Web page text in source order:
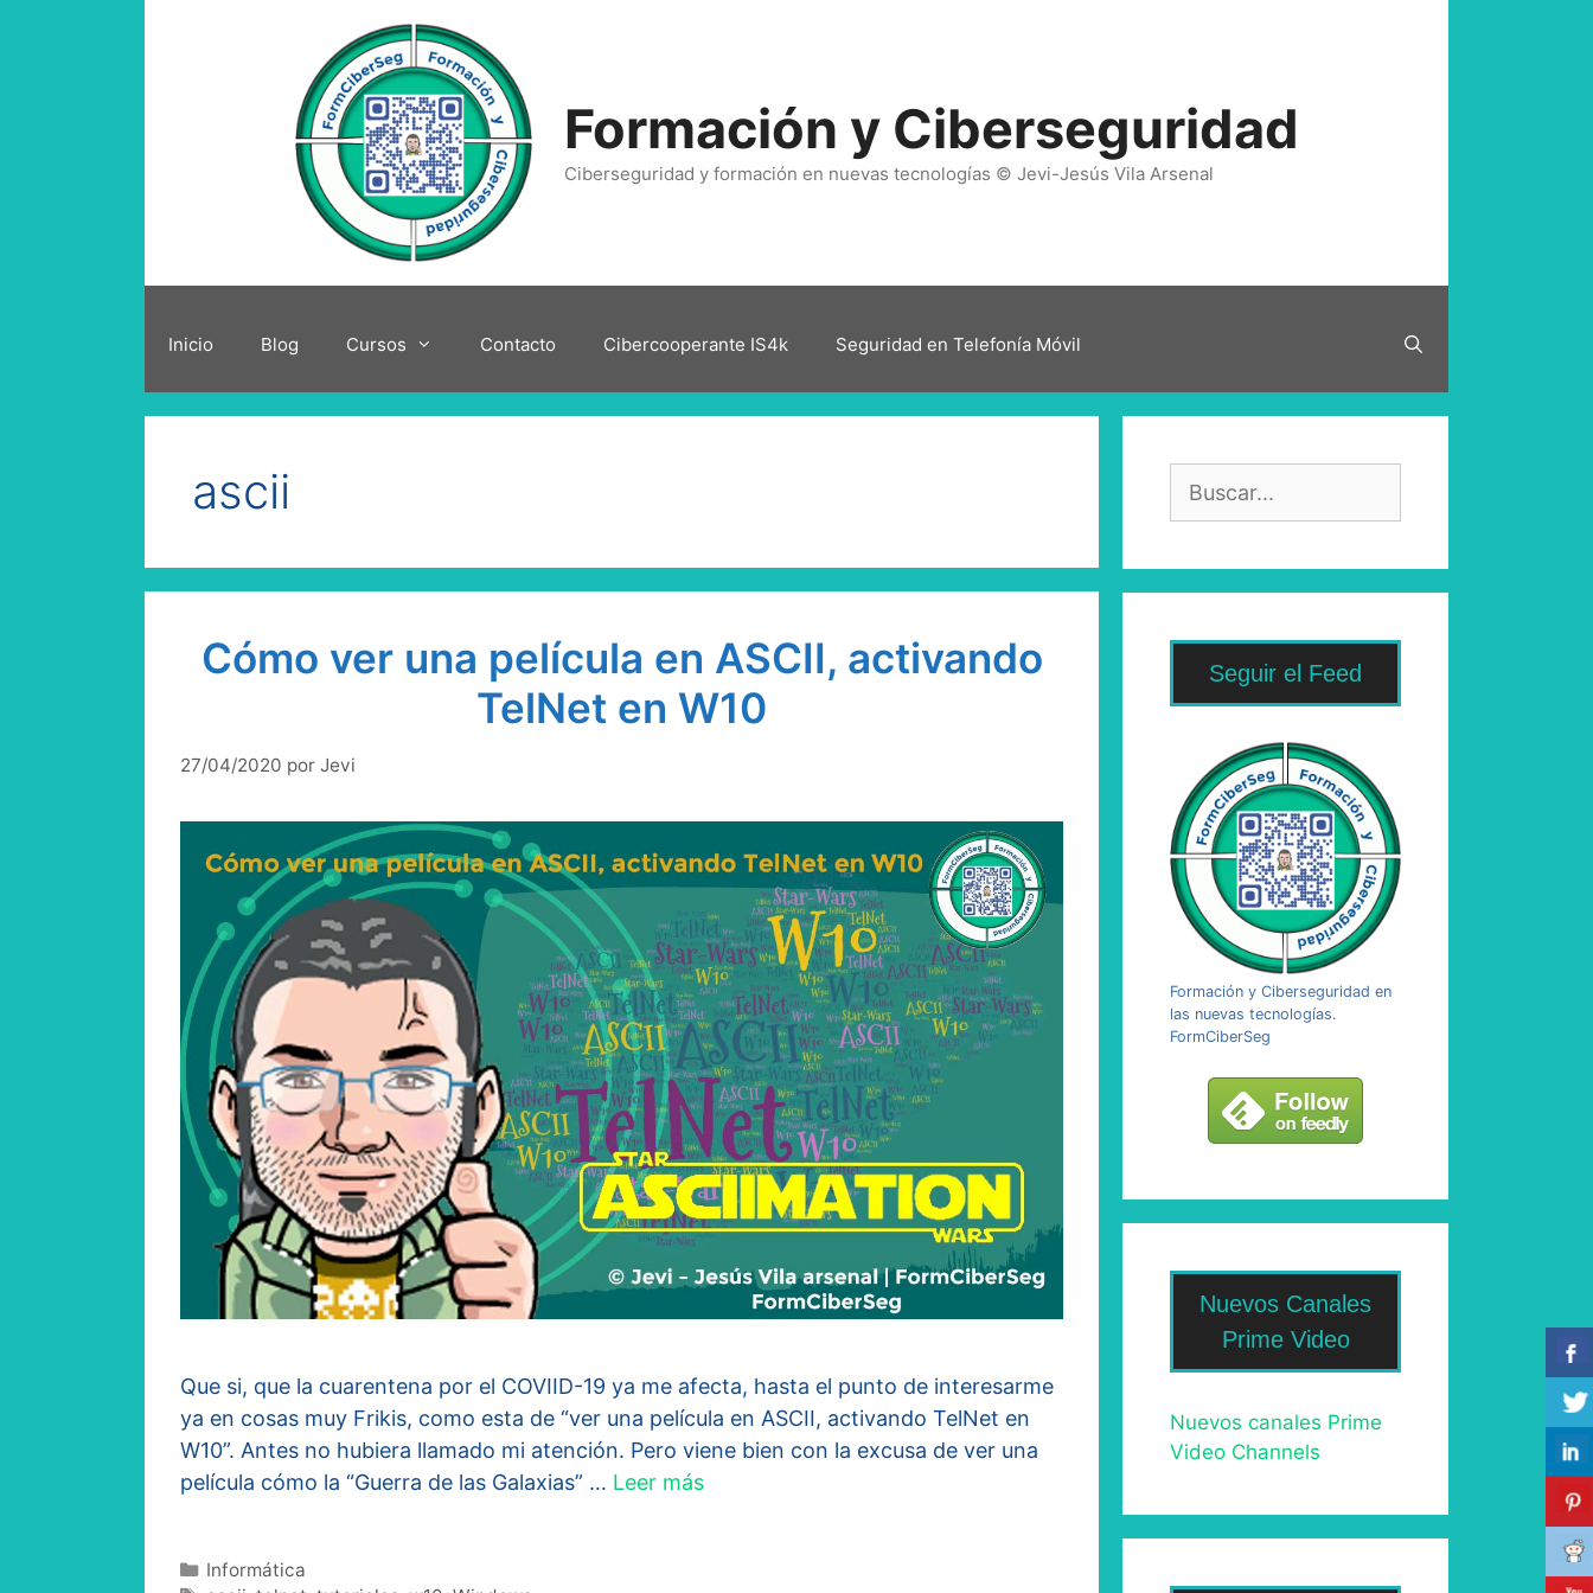
Formación y Ciberseguridad
Ciberseguridad y formación en nuevas tecnologías © Jevi-Jesús Vila Arsenal
Inicio Blog Cursos Contacto Cibercooperante IS4k Seguridad en Telefonía Móvil
ascii
Cómo ver una película en ASCII, activando
TelNet en W10
27/04/2020 por Jevi
Que si, que la cuarentena por el COVIID-19 ya me afecta, hasta el punto de interesarme
ya en cosas muy Frikis, como esta de “ver una película en ASCII, activando TelNet en
W10”. Antes no hubiera llamado mi atención. Pero viene bien con la excusa de ver una
película cómo la “Guerra de las Galaxias” … Leer más
Categorías
Informática
Seguir el Feed
Formación y Ciberseguridad en
las nuevas tecnologías.
FormCiberSeg
Nuevos Canales
Prime Video
Nuevos canales Prime
Video Channels